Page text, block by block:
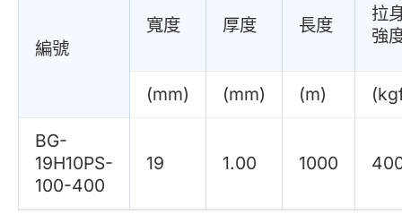
編號
寬度 厚度 長度
拉
強
(mm) (mm) (m)
BG-
19H10PS-
100-400
19 1.00 1000